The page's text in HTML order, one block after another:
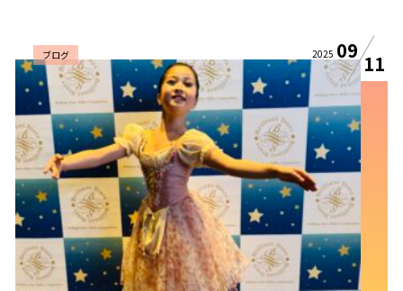
ブログ 2025 09
11